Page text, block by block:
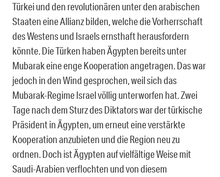
Türkei und den revolutionären unter den arabischen
Staaten eine Allianz bilden, welche die Vorherrschaft
des Westens und Israels ernsthaft herausfordern
könnte. Die Türken haben Ägypten bereits unter
Mubarak eine enge Kooperation angetragen. Das war
jedoch in den Wind gesprochen, weil sich das
Mubarak-Regime Israel völlig unterworfen hat. Zwei
Tage nach dem Sturz des Diktators war der türkische
Präsident in Ägypten, um erneut eine verstärkte
Kooperation anzubieten und die Region neu zu
ordnen. Doch ist Ägypten auf vielfältige Weise mit
Saudi-Arabien verflochten und von diesem